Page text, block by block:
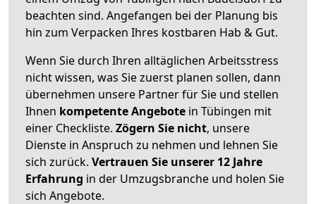
beachten sind. Angefangen bei der Planung bis
hin zum Verpacken Ihres kostbaren Hab & Gut.
Wenn Sie durch Ihren alltäglichen Arbeitsstress
nicht wissen, was Sie zuerst planen sollen, dann
übernehmen unsere Partner für Sie und stellen
Ihnen kompetente Angebote in Tübingen mit
einer Checkliste. Zögern Sie nicht, unsere
Dienste in Anspruch zu nehmen und lehnen Sie
sich zurück. Vertrauen Sie unserer 12 Jahre
Erfahrung in der Umzugsbranche und holen Sie
sich Angebote.